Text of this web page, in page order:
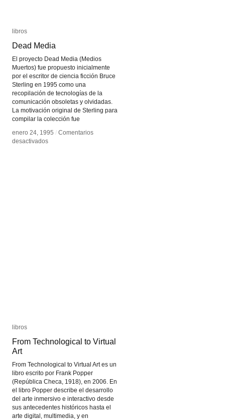
libros
Dead Media
El proyecto Dead Media (Medios
Muertos) fue propuesto inicialmente
por el escritor de ciencia ficción Bruce
Sterling en 1995 como una
recopilación de tecnologías de la
comunicación obsoletas y olvidadas.
La motivación original de Sterling para
compilar la colección fue
enero 24, 1995 / Comentarios
desactivadosen
libros
Dead Media
enero 24, 1995 / Comentarios
desactivadosen
libros
From Technological to Virtual
Art
From Technological to Virtual Art es un
libro escrito por Frank Popper
(República Checa, 1918), en 2006. En
el libro Popper describe el desarrollo
del arte inmersivo e interactivo desde
sus antecedentes históricos hasta el
arte digital, multimedia, y en
libros
From Technological to Virtual
Art